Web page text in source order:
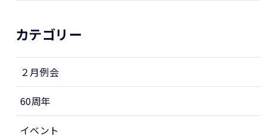
カテゴリー
２月例会
60周年
イベント